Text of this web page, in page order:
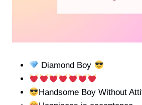
Diamond Boy
Handsome Boy Without